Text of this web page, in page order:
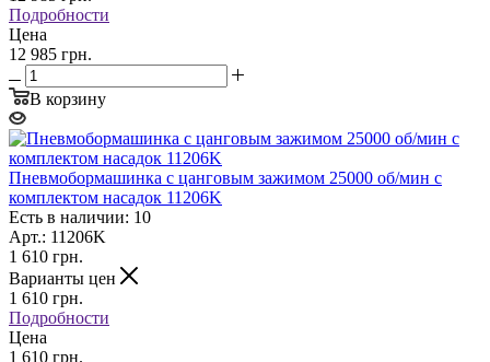
Подробности
Цена
12 985 грн.
В корзину
Пневмобормашинка с цанговым зажимом 25000 об/мин с
комплектом насадок 11206K
Есть в наличии: 10
Арт.: 11206K
1 610 грн.
Варианты цен
1 610 грн.
Подробности
Цена
1 610 грн.